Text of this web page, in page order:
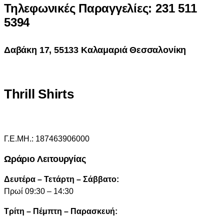
Τηλεφωνικές Παραγγελίες: 231 511
5394
Δαβάκη 17, 55133 Καλαμαριά Θεσσαλονίκη
Thrill Shirts
Γ.Ε.ΜΗ.: 187463906000
Ωράριο Λειτουργίας
Δευτέρα – Τετάρτη – Σάββατο:
Πρωί 09:30 – 14:30
Τρίτη – Πέμπτη – Παρασκευή: